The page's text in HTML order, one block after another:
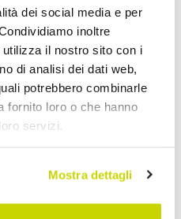
dei social media e per
inoltre
il nostro sito con i
di analisi dei dati web,
potrebbero combinarle
fornito loro o che hanno
servizi.
Mostra dettagli
Moderne